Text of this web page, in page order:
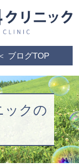
ブログTOP
ックの